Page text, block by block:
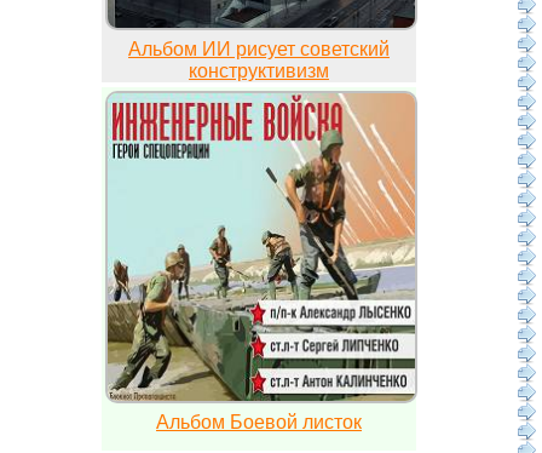
Альбом ИИ рисует советский
конструктивизм
Альбом Боевой листок